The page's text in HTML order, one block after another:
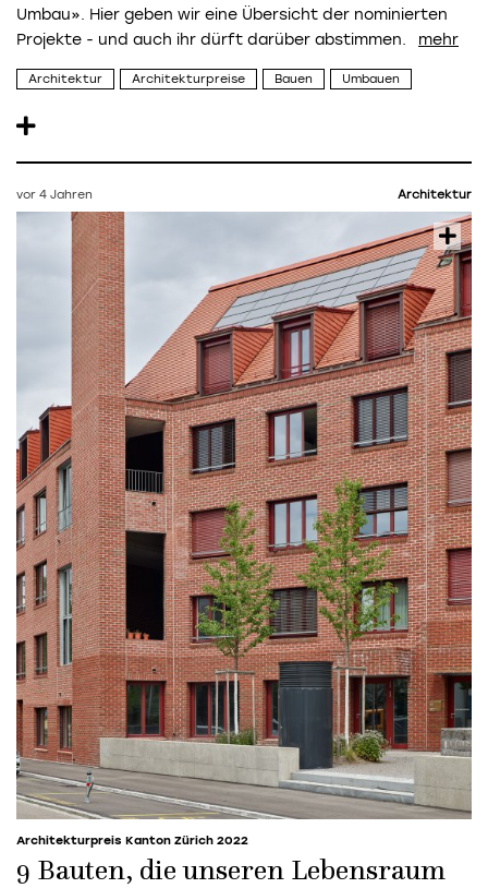
Umbau». Hier geben wir eine Übersicht der nominierten
Projekte - und auch ihr dürft darüber abstimmen.
Architektur Architekturpreise Bauen Umbauen
vor 4 Jahren Architektur
Architekturpreis Kanton Zürich 2022
9 Bauten, die unseren Lebensraum